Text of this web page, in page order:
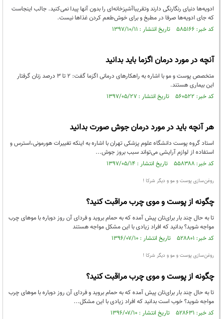
ادویه‌ها دنیای رنگارنگی دارند وتقریباآشپزخانه‌ای را بدون آنها پیدا نمی‌کنید. جالب اینجاست
که جای ادویه‌ها صرفا در مطبخ و برای خوش‌طعم کردن غذاها نیست.
کد خبر: ۵۸۵۱۶۶ تاریخ انتشار : ۱۳۹۷/۱۰/۱۱
آنچه در مورد درمان اگزما باید بدانید
متخصص پوست و مو با اشاره به راهکارهای درمانی اگزما گفت: ۲ تا ۳ درصد زنان گرفتار
این بیماری هستند.
کد خبر: ۵۶۰۵۲۲ تاریخ انتشار : ۱۳۹۷/۰۵/۲۷
هر آنچه باید در مورد درمان جوش صورت بدانید
استاد گروه پوست دانشگاه علوم پزشکی تهران با اشاره به اینکه تغییرات هورمونی،‌استرس و
استفاده از لوازم آرایشی می‌تواند سبب بروز جوش...
کد خبر: ۵۵۸۳۸۸ تاریخ انتشار : ۱۳۹۷/۰۵/۱۴
روغن‌سازی پوست و مو و دیگر شرکا !
چگونه از پوست و موی چرب مراقبت کنید؟
تا به حال چند بار برای‌تان پیش آمده که به حمام بروید و فردای آن روز دوباره با موهای چرب
مواجه شوید؟ بدانید که افراد زیادی با این مشکل مواجه هستند
کد خبر: ۵۲۸۸۰۱ تاریخ انتشار : ۱۳۹۶/۰۷/۱۰
روغن‌سازی پوست و مو و دیگر شرکا !
چگونه از پوست و موی چرب مراقبت کنید؟
تا به حال چند بار برای‌تان پیش آمده که به حمام بروید و فردای آن روز دوباره با موهای چرب
مواجه شوید؟ خوب است بدانید که افراد زیادی با این مشکل...
کد خبر: ۵۲۸۶۳۱ تاریخ انتشار : ۱۳۹۶/۰۷/۱۰